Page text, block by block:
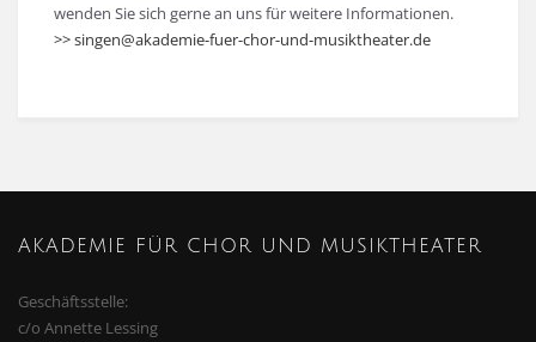
wenden Sie sich gerne an uns für weitere Informationen.
>> singen@akademie-fuer-chor-und-musiktheater.de
AKADEMIE FÜR CHOR UND MUSIKTHEATER
Geschäftsstelle:
c/o Annette Lessing